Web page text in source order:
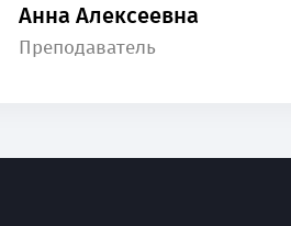
Анна Алексеевна
Преподаватель